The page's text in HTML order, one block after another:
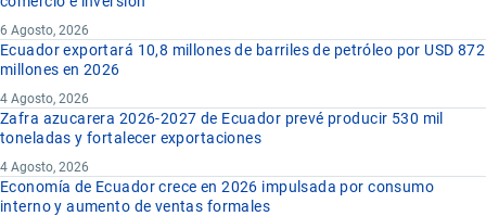
6 Agosto, 2026
Ecuador exportará 10,8 millones de barriles de petróleo por USD 872
millones en 2026
4 Agosto, 2026
Zafra azucarera 2026-2027 de Ecuador prevé producir 530 mil
toneladas y fortalecer exportaciones
4 Agosto, 2026
Economía de Ecuador crece en 2026 impulsada por consumo
interno y aumento de ventas formales